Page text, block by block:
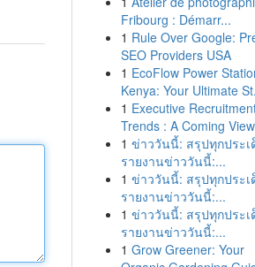
Fribourg : Démarr...
1 Rule Over Google:
SEO Providers USA
1 EcoFlow Power
Kenya: Your Ultimate
1 Executive
Trends : A Coming View
1 ข่าววันนี้: สรุปทุกประเ
รายงานข่าววันนี้:...
1 ข่าววันนี้: สรุปทุกประเ
รายงานข่าววันนี้:...
1 ข่าววันนี้: สรุปทุกประเ
รายงานข่าววันนี้:...
1 Grow Greener: Your